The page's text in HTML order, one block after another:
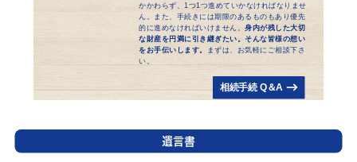
かかわらず、1つ1つ進めていかなければなりませ
ん。また、手続きには期限のあるものもあり優先
的に進めなければいけません。身内が残した大切
な財産を円満に引き継ぎたい。そんな皆様の想い
をお手伝いします。
まずは、お気軽にご相談下さ
い。
相続手続 Q＆A
遺品整理
遺言書